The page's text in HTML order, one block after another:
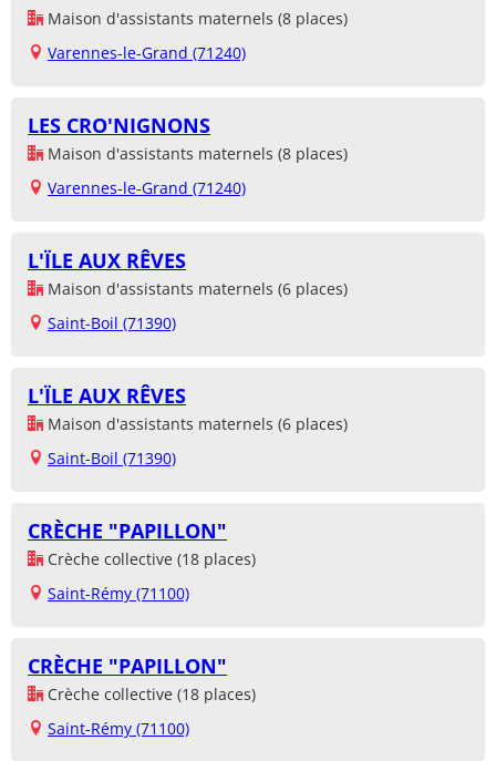
Maison d'assistants maternels (8 places)
Varennes-le-Grand (71240)
LES CRO'NIGNONS
Maison d'assistants maternels (8 places)
Varennes-le-Grand (71240)
L'ÏLE AUX RÊVES
Maison d'assistants maternels (6 places)
Saint-Boil (71390)
L'ÏLE AUX RÊVES
Maison d'assistants maternels (6 places)
Saint-Boil (71390)
CRÈCHE "PAPILLON"
Crèche collective (18 places)
Saint-Rémy (71100)
CRÈCHE "PAPILLON"
Crèche collective (18 places)
Saint-Rémy (71100)